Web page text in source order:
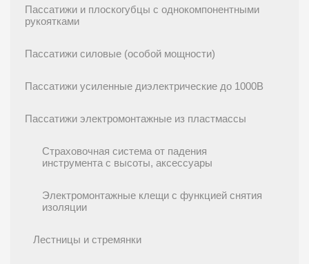
Пассатижи и плоскогубцы с однокомпонентными
рукоятками
Пассатижи силовые (особой мощности)
Пассатижи усиленные диэлектрические до 1000В
Пассатижи электромонтажные из пластмассы
Страховочная система от падения
инструмента с высоты, аксессуары
Электромонтажные клещи с функцией снятия
изоляции
Лестницы и стремянки